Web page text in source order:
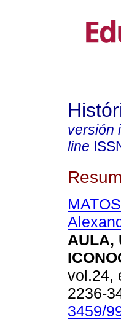
versión
line
AULA,
vol.24,
2236-
3459/